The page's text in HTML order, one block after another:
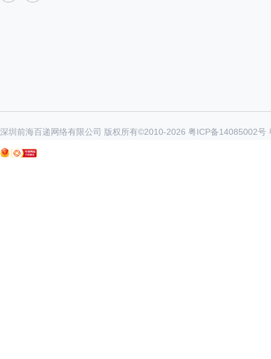
深圳前海百递网络有限公司 版权所有©2010-2026 粤ICP备14085002号